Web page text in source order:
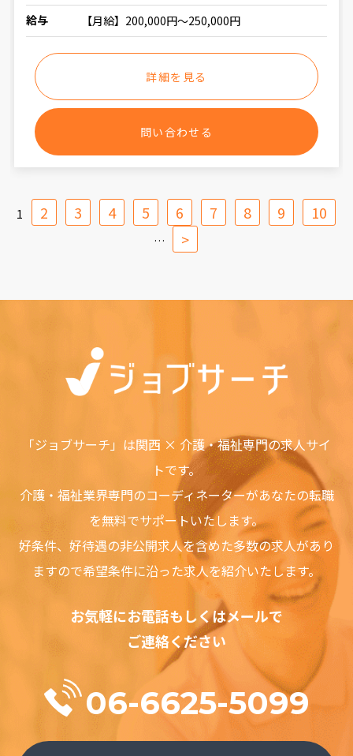
給与
【月給】200,000円〜250,000円
詳細を見る
問い合わせる
1 2 3 4 5 6 7 8 9 10
… >
「ジョブサーチ」は関西 × 介護・福祉専門の求人サイ
トです。
介護・福祉業界専門のコーディネーターがあなたの転職
を無料でサポートいたします。
好条件、好待遇の⾮公開求⼈を含めた多数の求⼈があり
ますので希望条件に沿った求⼈を紹介いたします。
お気軽にお電話もしくはメールで
ご連絡ください
06-6625-5099